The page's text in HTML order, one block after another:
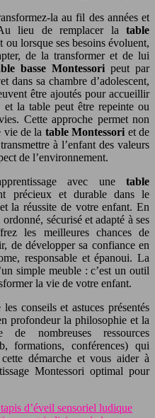
la au fil des années et
lieu de remplacer la table
ou lorsque ses besoins évoluent,
de la transformer et de lui
basse Montessori peut par
dans sa chambre d’adolescent,
être ajoutés pour accueillir
et la table peut être repeinte ou
Cette approche permet non
vie de la table Montessori et de
à l’enfant des valeurs
de l’environnement.
avec une table
précieux et durable dans le
la réussite de votre enfant. En
sécurisé et adapté à ses
les meilleures chances de
de développer sa confiance en
responsable et épanoui. La
simple meuble : c’est un outil
la vie de votre enfant.
conseils et astuces présentés
profondeur la philosophie et la
nombreuses ressources
formations, conférences) qui
démarche et vous aider à
Montessori optimal pour
d’éveil sensoriel ludique